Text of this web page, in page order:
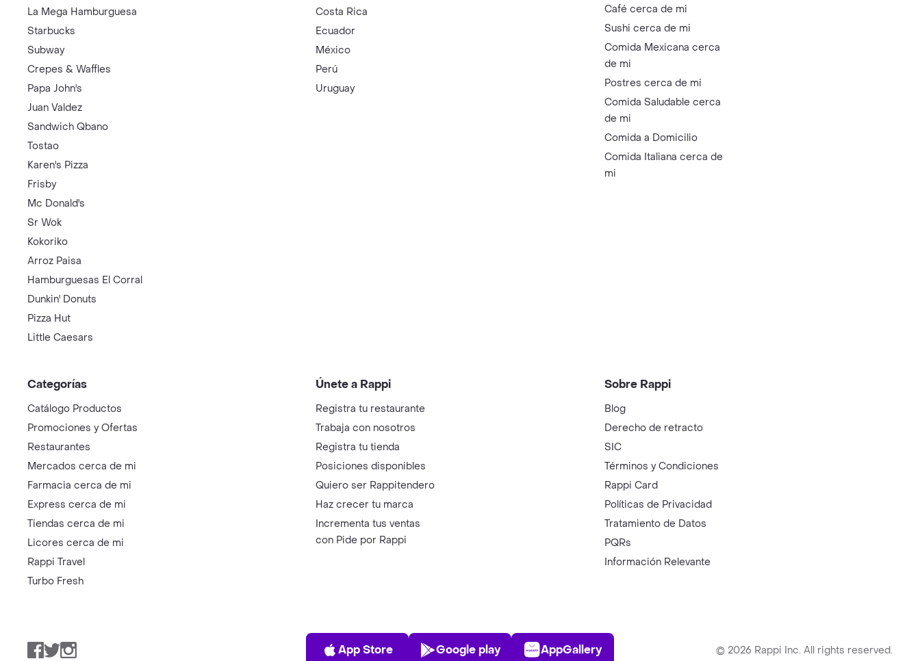
La Mega Hamburguesa
Starbucks
Subway
Crepes & Waffles
Papa John's
Juan Valdez
Sandwich Qbano
Tostao
Karen's Pizza
Frisby
Mc Donald's
Sr Wok
Kokoriko
Arroz Paisa
Hamburguesas El Corral
Dunkin' Donuts
Pizza Hut
Little Caesars
Costa Rica
Ecuador
México
Perú
Uruguay
Café cerca de mi
Sushi cerca de mi
Comida Mexicana cerca
de mi
Postres cerca de mi
Comida Saludable cerca
de mi
Comida a Domicilio
Comida Italiana cerca de
mi
Categorías
Catálogo Productos
Promociones y Ofertas
Restaurantes
Mercados cerca de mi
Farmacia cerca de mi
Express cerca de mi
Tiendas cerca de mi
Licores cerca de mi
Rappi Travel
Turbo Fresh
Únete a Rappi
Registra tu restaurante
Trabaja con nosotros
Registra tu tienda
Posiciones disponibles
Quiero ser Rappitendero
Haz crecer tu marca
Incrementa tus ventas
con Pide por Rappi
Sobre Rappi
Blog
Derecho de retracto
SIC
Términos y Condiciones
Rappi Card
Políticas de Privacidad
Tratamiento de Datos
PQRs
Información Relevante
Facebook
TwitterInstagram
App Store
App Store
Play Store
Google play
AppGallery
AppGallery © 2026 Rappi Inc. All rights reserved.